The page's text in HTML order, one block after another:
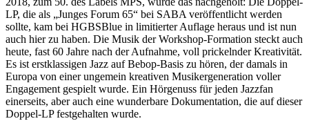
LP, die als „Junges Forum 65“ bei SABA veröffentlicht werden
sollte, kam bei HGBSBlue in limitierter Auflage heraus und ist nun
auch hier zu haben. Die Musik der Workshop-Formation steckt auch
heute, fast 60 Jahre nach der Aufnahme, voll prickelnder Kreativität.
Es ist erstklassigen Jazz auf Bebop-Basis zu hören, der damals in
Europa von einer ungemein kreativen Musikergeneration voller
Engagement gespielt wurde. Ein Hörgenuss für jeden Jazzfan
einerseits, aber auch eine wunderbare Dokumentation, die auf dieser
Doppel-LP festgehalten wurde.